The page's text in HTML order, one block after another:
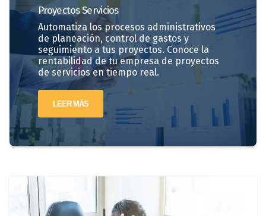
ProyectosServicios
Automatiza los procesos administrativos
de planeación, control de gastos y
seguimiento a tus proyectos. Conoce la
rentabilidad de tu empresa de proyectos
de servicios en tiempo real.
LEER MÁS